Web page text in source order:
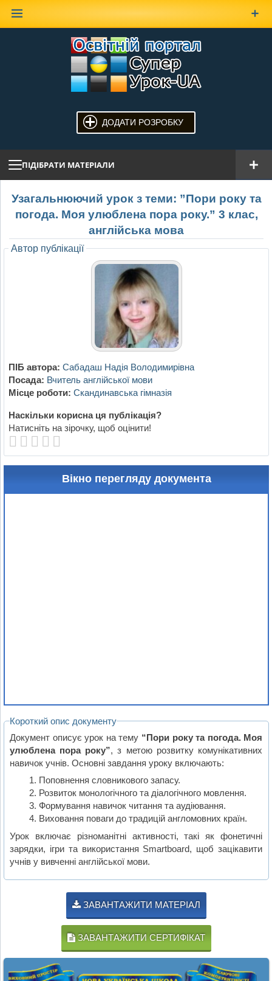
ДОДАТИ РОЗРОБКУ
ПІДІБРАТИ МАТЕРІАЛИ
Узагальнюючий урок з теми: ”Пори року та
погода. Моя улюблена пора року.” 3 клас,
англійська мова
Автор публікації
ПІБ автора: Сабадаш Надія Володимирівна
Посада: Вчитель англійської мови
Місце роботи: Скандинавська гімназія
Наскільки корисна ця публікація?
Натисніть на зірочку, щоб оцінити!
Вікно перегляду документа
Короткий опис документу
Документ описує урок на тему “Пори року та погода. Моя
улюблена пора року”, з метою розвитку комунікативних
навичок учнів. Основні завдання уроку включають:
Поповнення словникового запасу.
Розвиток монологічного та діалогічного мовлення.
Формування навичок читання та аудіювання.
Виховання поваги до традицій англомовних країн.
Урок включає різноманітні активності, такі як фонетичні
зарядки, ігри та використання Smartboard, щоб зацікавити
учнів у вивченні англійської мови.
ЗАВАНТАЖИТИ МАТЕРІАЛ
ЗАВАНТАЖИТИ СЕРТИФІКАТ